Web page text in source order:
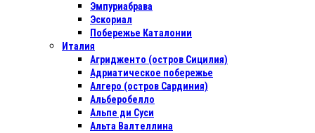
Эмпуриабрава
Эскориал
Побережье Каталонии
Италия
Агридженто (остров Сицилия)
Адриатическое побережье
Алгеро (остров Сардиния)
Альберобелло
Альпе ди Суси
Альта Валтеллина